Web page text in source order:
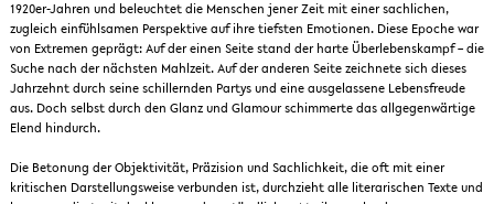
1920er-Jahren und beleuchtet die Menschen jener Zeit mit einer sachlichen,
zugleich einfühlsamen Perspektive auf ihre tiefsten Emotionen. Diese Epoche war
von Extremen geprägt: Auf der einen Seite stand der harte Überlebenskampf – die
Suche nach der nächsten Mahlzeit. Auf der anderen Seite zeichnete sich dieses
Jahrzehnt durch seine schillernden Partys und eine ausgelassene Lebensfreude
aus. Doch selbst durch den Glanz und Glamour schimmerte das allgegenwärtige
Elend hindurch.
Die Betonung der Objektivität, Präzision und Sachlichkeit, die oft mit einer
kritischen Darstellungsweise verbunden ist, durchzieht alle literarischen Texte und